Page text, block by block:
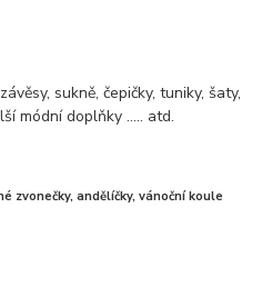
sukně, čepičky, tuniky, šaty,
módní doplňky ..... atd.
zvonečky, andělíčky, vánoční koule